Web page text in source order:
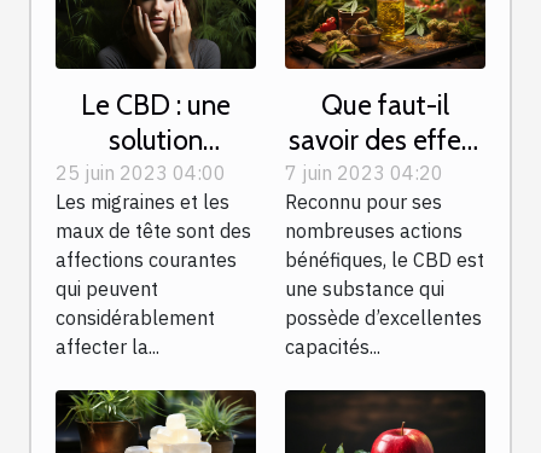
Le CBD : une
solution
naturelle pour
dire adieu aux
migraines et aux
maux de tête
25 juin 2023 04:00
Les migraines et les
maux de tête sont des
affections courantes
qui peuvent
considérablement
affecter la...
Que faut-il
savoir des effets
néfastes du CBD
?
7 juin 2023 04:20
Reconnu pour ses
nombreuses actions
bénéfiques, le CBD est
une substance qui
possède d’excellentes
capacités...